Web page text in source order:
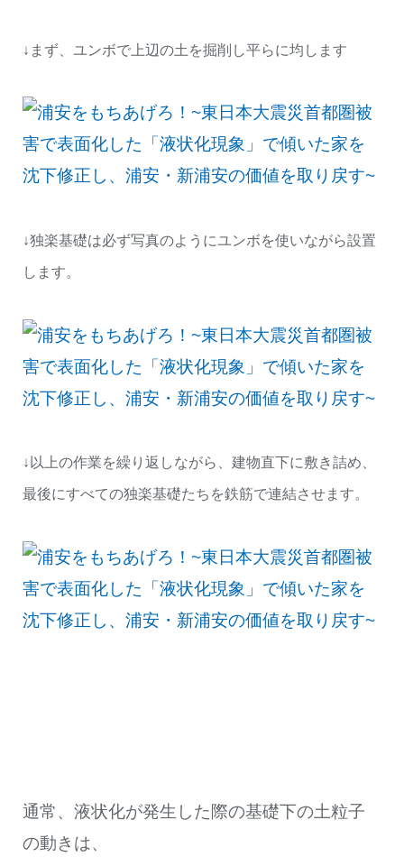
↓まず、ユンボで上辺の土を掘削し平らに均します
↓独楽基礎は必ず写真のようにユンボを使いながら設置
します。
↓以上の作業を繰り返しながら、建物直下に敷き詰め、
最後にすべての独楽基礎たちを鉄筋で連結させます。
通常、液状化が発生した際の基礎下の土粒子
の動きは、